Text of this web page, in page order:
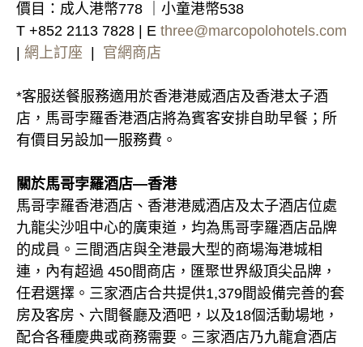
價目：成人港幣778 ｜小童港幣538
T +852 2113 7828 | E three@marcopolohotels.com
網上訂座 官網商店
*客服送餐服務適用於香港港威酒店及香港太子酒
店，馬哥孛羅香港酒店將為賓客安排自助早餐；所
有價目另設加一服務費。
關於馬哥孛羅酒店—香港
馬哥孛羅香港酒店、香港港威酒店及太子酒店位處
九龍尖沙咀中心的廣東道，均為馬哥孛羅酒店品牌
的成員。三間酒店與全港最大型的商場海港城相
連，內有超過 450間商店，匯聚世界級頂尖品牌，
任君選擇。三家酒店合共提供1,379間設備完善的套
房及客房、六間餐廳及酒吧，以及18個活動場地，
配合各種慶典或商務需要。三家酒店乃九龍倉酒店